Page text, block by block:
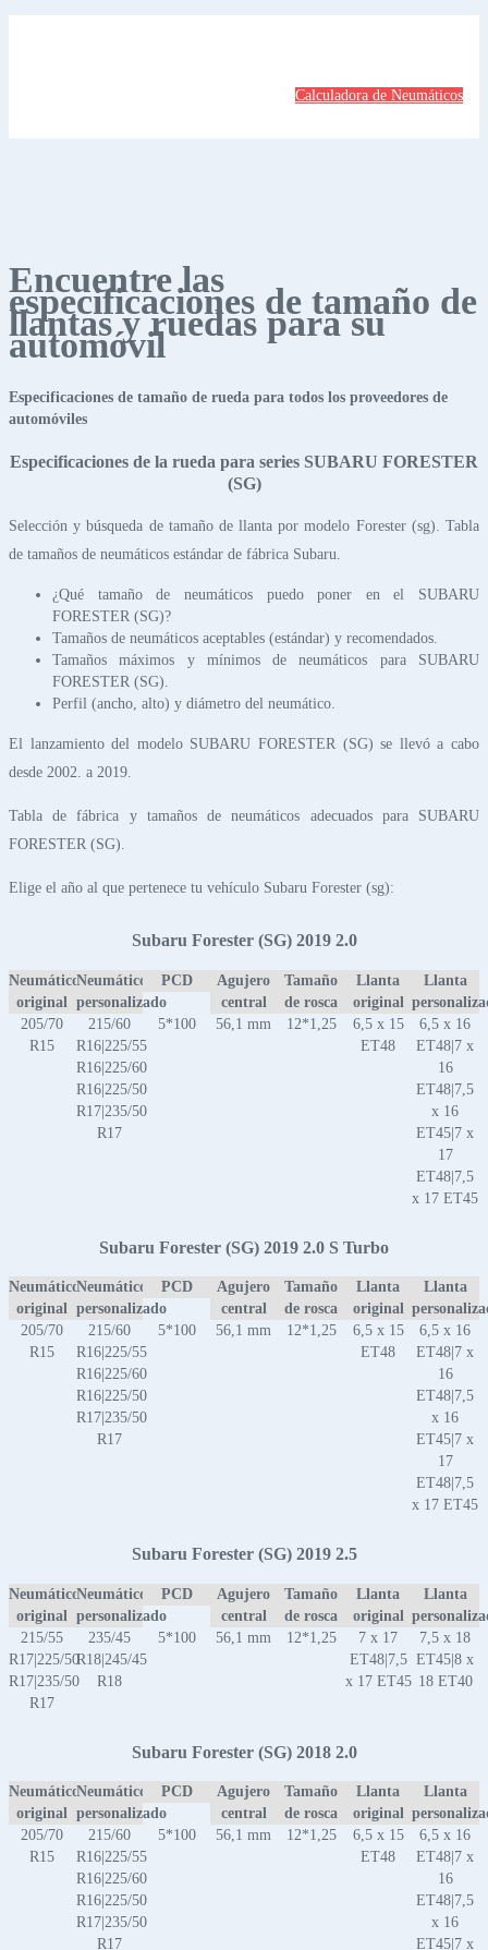
Calculadora de Neumáticos
Encuentre las
especificaciones de tamaño de
llantas y ruedas para su
automóvil
Especificaciones de tamaño de rueda para todos los proveedores de
automóviles
Especificaciones de la rueda para series SUBARU FORESTER
(SG)
Selección y búsqueda de tamaño de llanta por modelo Forester (sg). Tabla
de tamaños de neumáticos estándar de fábrica Subaru.
¿Qué tamaño de neumáticos puedo poner en el SUBARU
FORESTER (SG)?
Tamaños de neumáticos aceptables (estándar) y recomendados.
Tamaños máximos y mínimos de neumáticos para SUBARU
FORESTER (SG).
Perfil (ancho, alto) y diámetro del neumático.
El lanzamiento del modelo SUBARU FORESTER (SG) se llevó a cabo
desde 2002. a 2019.
Tabla de fábrica y tamaños de neumáticos adecuados para SUBARU
FORESTER (SG).
Elige el año al que pertenece tu vehículo Subaru Forester (sg):
Subaru Forester (SG) 2019 2.0
Neumático
original
Neumático
personalizado
PCD
Agujero
central
Tamaño
de rosca
Llanta
original
Llanta
205/70
R15
215/60
R16|225/55
R16|225/60
R16|225/50
R17|235/50
R17
5*100 56,1 mm 12*1,25
6,5 x 15
ET48
6,5 x 16
ET48|7 x
16
ET48|7,5
x 16
ET45|7 x
17
ET48|7,5
x 17 ET45
Subaru Forester (SG) 2019 2.0 S Turbo
Neumático
original
Neumático
personalizado
PCD
Agujero
central
Tamaño
de rosca
Llanta
original
Llanta
205/70
R15
215/60
R16|225/55
R16|225/60
R16|225/50
R17|235/50
R17
5*100 56,1 mm 12*1,25
6,5 x 15
ET48
6,5 x 16
ET48|7 x
16
ET48|7,5
x 16
ET45|7 x
17
ET48|7,5
x 17 ET45
Subaru Forester (SG) 2019 2.5
Neumático
original
Neumático
personalizado
PCD
Agujero
central
Tamaño
de rosca
Llanta
original
Llanta
215/55
R17|225/50
R17|235/50
R17
235/45
R18|245/45
R18
5*100 56,1 mm 12*1,25
7 x 17
ET48|7,5
x 17 ET45
7,5 x 18
ET45|8 x
18 ET40
Subaru Forester (SG) 2018 2.0
Neumático
original
Neumático
personalizado
PCD
Agujero
central
Tamaño
de rosca
Llanta
original
Llanta
205/70
R15
215/60
R16|225/55
R16|225/60
R16|225/50
R17|235/50
R17
5*100 56,1 mm 12*1,25
6,5 x 15
ET48
6,5 x 16
ET48|7 x
16
ET48|7,5
x 16
ET45|7 x